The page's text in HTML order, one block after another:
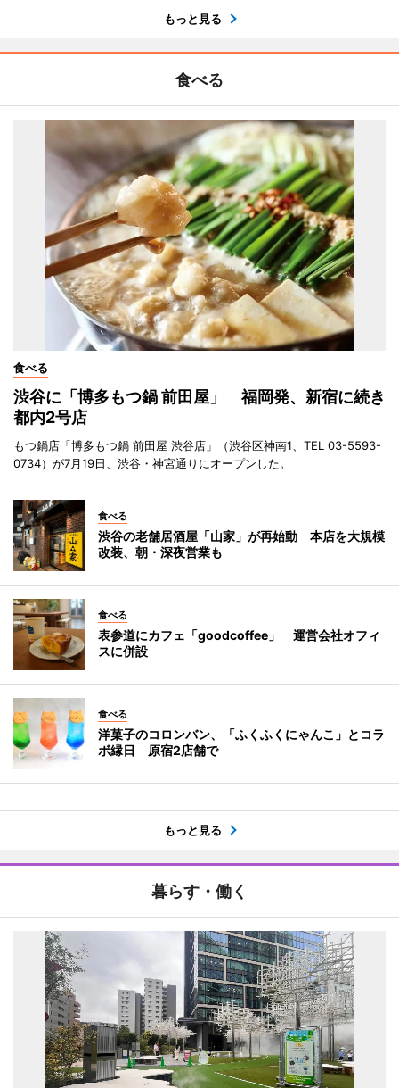
もっと見る
食べる
食べる
渋谷に「博多もつ鍋 前田屋」 福岡発、新宿に続き
都内2号店
もつ鍋店「博多もつ鍋 前田屋 渋谷店」（渋谷区神南1、TEL 03-5593-
0734）が7月19日、渋谷・神宮通りにオープンした。
食べる
渋谷の老舗居酒屋「山家」が再始動 本店を大規模
改装、朝・深夜営業も
食べる
表参道にカフェ「goodcoffee」 運営会社オフィ
スに併設
食べる
洋菓子のコロンバン、「ふくふくにゃんこ」とコラ
ボ縁日 原宿2店舗で
もっと見る
暮らす・働く